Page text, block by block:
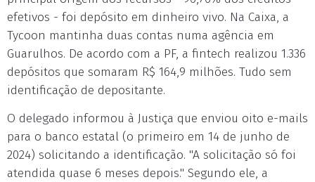
efetivos - foi depósito em dinheiro vivo. Na Caixa, a
Tycoon mantinha duas contas numa agência em
Guarulhos. De acordo com a PF, a fintech realizou 1.336
depósitos que somaram R$ 164,9 milhões. Tudo sem
identificação de depositante.
O delegado informou à Justiça que enviou oito e-mails
para o banco estatal (o primeiro em 14 de junho de
2024) solicitando a identificação. "A solicitação só foi
atendida quase 6 meses depois." Segundo ele, a